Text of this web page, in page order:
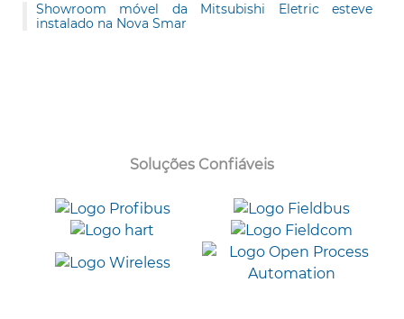
Showroom móvel da Mitsubishi Eletric esteve
instalado na Nova Smar
Soluções Confiáveis